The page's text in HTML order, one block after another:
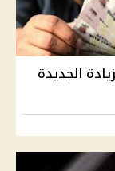
أغسطس 2026 بالزيادة الجديدة